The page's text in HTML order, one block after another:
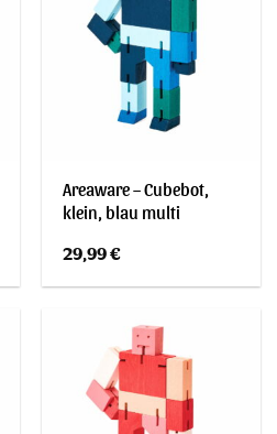
Areaware – Cubebot,
klein, blau multi
29,99€